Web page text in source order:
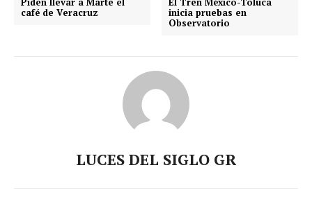
café de Veracruz
inicia pruebas en
Observatorio
LUCES DEL SIGLO GR